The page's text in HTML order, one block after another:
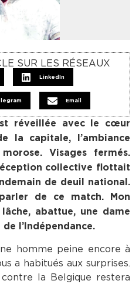
SUR LES RÉSEAUX
LinkedIn
Email
réveillée avec le cœur
la capitale, l’ambiance
Visages fermés.
collective flottait
de deuil national.
de ce match. Mon
abattue, une dame
l’Indépendance.
homme peine encore à
a habitués aux surprises.
contre la Belgique restera